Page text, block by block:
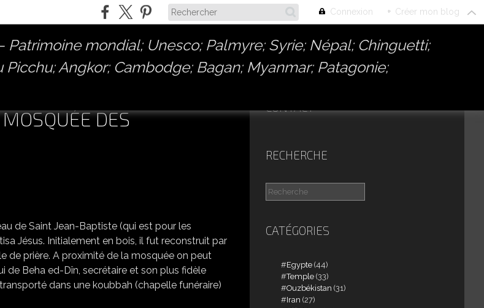
Connexion + Créer mon blog
Patrimoine mondial; Unesco; Palmyre; Syrie; Népal; Chinguetti;
Angkor; Cambodge; Bagan; Myanmar; Patagonie;
DES
de Saint Jean-Baptiste (qui est pour les
Jésus. Initialement en bois, il fut reconstruit par
de prière. A proximité de la mosquée on peut
de Beha ed-Dîn, secrétaire et son plus fidèle
dans une koubbah (chapelle funéraire)
CONTACT
RECHERCHE
CATÉGORIES
Egypte (44)
Temple (33)
Ouzbékistan (31)
Iran (27)